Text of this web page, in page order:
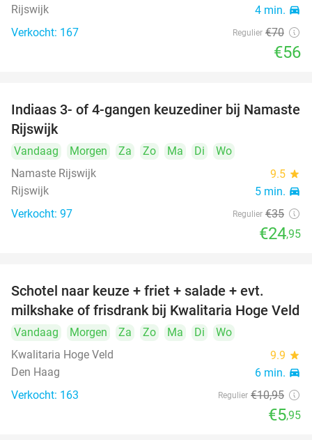
Rijswijk 4 min. directions_car
Verkocht: 167 Regulier €70
€56
29%
Indiaas 3- of 4-gangen keuzediner bij Namaste
Rijswijk
Vandaag Morgen Za Zo Ma Di
Wo
Namaste Rijswijk
9.5 star
Rijswijk 5 min. directions_car
Verkocht: 97 Regulier €35
€24,95
Schotel naar keuze + friet + salade + evt.
milkshake of frisdrank bij Kwalitaria Hoge Veld
Vandaag Morgen Za Zo Ma Di
Wo
Kwalitaria Hoge Veld
9.9 star
Den Haag 6 min. directions_car
Verkocht: 163 Regulier €10,95
€5,95